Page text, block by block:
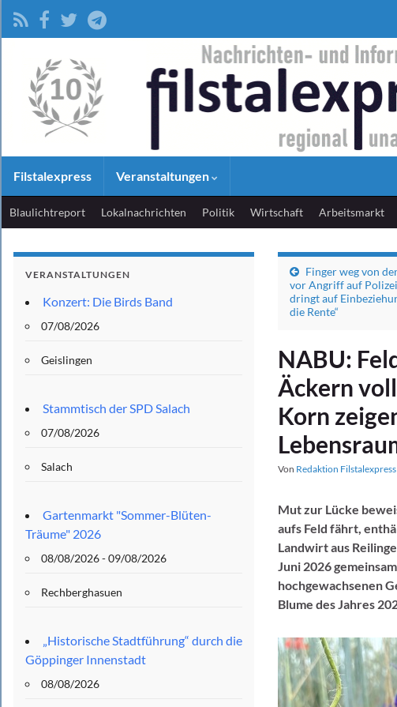
Filstalexpress Veranstaltungen
Blaulichtreport Lokalnachrichten Politik Wirtschaft Arbeitsmarkt
Finger weg von
vor Angriff auf
dringt auf
die Rente“
NABU:
Äckern
Korn
Von Redaktion Filstalexpress
Mut zur Lücke
aufs Feld fährt,
Landwirt aus
Juni 2026
hochgewachsenen
Blume des Jahres
VERANSTALTUNGEN
Konzert: Die Birds Band
07/08/2026
Geislingen
Stammtisch der SPD Salach
07/08/2026
Salach
Gartenmarkt "Sommer-Blüten-
Träume" 2026
08/08/2026 - 09/08/2026
Rechberghasuen
„Historische Stadtführung“ durch die
Göppinger Innenstadt
08/08/2026